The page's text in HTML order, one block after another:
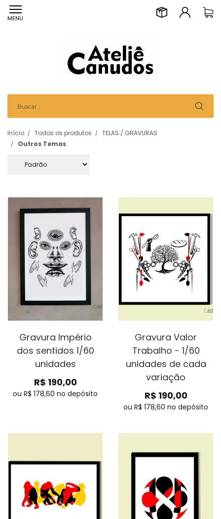
MENU
Início Todos os produtos
TELAS / GRAVURAS
Outros Temas
Gravura Império
dos sentidos 1/60
unidades
R$ 190,00
ou R$ 178,60 no depósito
Gravura Valor
Trabalho - 1/60
unidades de cada
variação
R$ 190,00
ou R$ 178,60 no depósito